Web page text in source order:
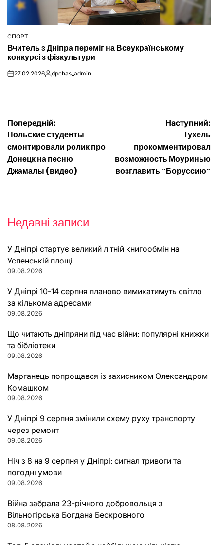
ОПУБЛІКУВАТИ
У
СПОРТ
Вчитель з Дніпра переміг на Всеукраїнському
конкурсі з фізкультури
on27.02.2026Опубліковано
dpchas_admin
Навігація
записів
Попередній:
Польские студенты
смонтировали ролик про
Донецк на песню
Джамалы (видео)
Наступний:
Тухель
прокомментировал
возможность Моуринью
возглавить “Боруссию”
Недавні записи
У Дніпрі стартує великий літній книгообмін на
Успенській площі
09.08.2026
У Дніпрі 10-14 серпня планово вимикатимуть світло
за кількома адресами
09.08.2026
Що читають дніпряни під час війни: популярні книжки
та бібліотеки
09.08.2026
Марганець попрощався із захисником Олександром
Комашком
09.08.2026
У Дніпрі 9 серпня змінили схему руху транспорту
через ремонт
09.08.2026
Ніч з 8 на 9 серпня у Дніпрі: сигнал тривоги та
погодні умови
09.08.2026
Війна забрала 23-річного добровольця з
Вільногірська Богдана Бескровного
08.08.2026